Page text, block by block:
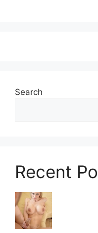
Search
Recent